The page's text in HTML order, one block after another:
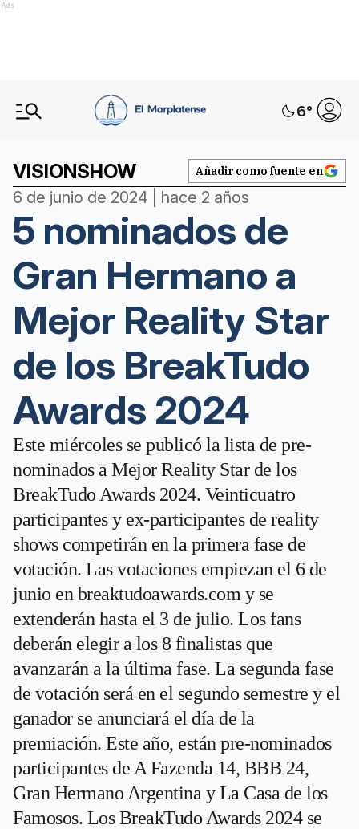
Ads
6°
VISIONSHOW Añadir como fuente en
6 de junio de 2024 | hace 2 años
5 nominados de
Gran Hermano a
Mejor Reality Star
de los BreakTudo
Awards 2024
Este miércoles se publicó la lista de pre-
nominados a Mejor Reality Star de los
BreakTudo Awards 2024. Veinticuatro
participantes y ex-participantes de reality
shows competirán en la primera fase de
votación. Las votaciones empiezan el 6 de
junio en breaktudoawards.com y se
extenderán hasta el 3 de julio. Los fans
deberán elegir a los 8 finalistas que
avanzarán a la última fase. La segunda fase
de votación será en el segundo semestre y el
ganador se anunciará el día de la
premiación. Este año, están pre-nominados
participantes de A Fazenda 14, BBB 24,
Gran Hermano Argentina y La Casa de los
Famosos. Los BreakTudo Awards 2024 se